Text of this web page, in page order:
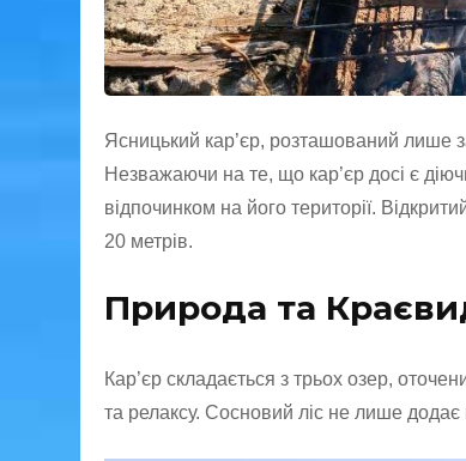
Ясницький кар’єр, розташований лише
Незважаючи на те, що кар’єр досі є
відпочинком на його території.
20 метрів.
Природа та
Кар’єр складається з трьох озер,
та релаксу. Сосновий ліс не лише